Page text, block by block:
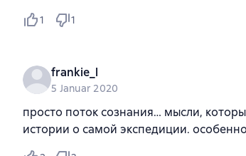
1 1
frankie_l
5 Januar 2020
просто поток сознания… мысли,
истории о самой экспедиции.